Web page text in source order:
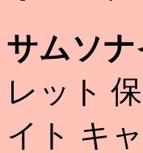
サムソ
レット
イト キ